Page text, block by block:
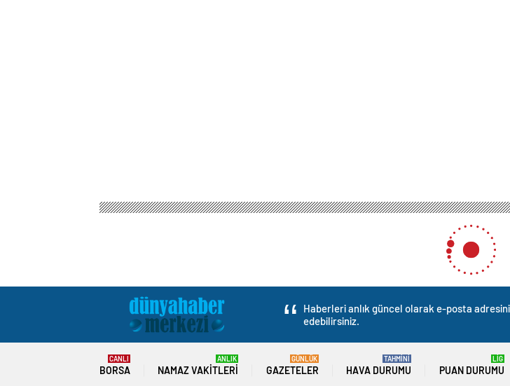
Haberleri anlık güncel olarak e-posta
edebilirsiniz.
BORSA
CANLI
NAMAZ VAKITLERI
ANLIK
GAZETELER
GÜNLÜK
HAVA DURUMU
TAHMİNİ
PUAN DURUMU
LİG